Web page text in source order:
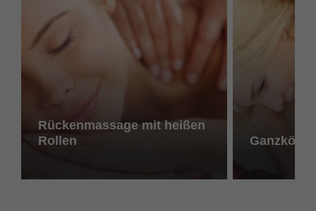
Rückenmassage mit heißen
Rollen